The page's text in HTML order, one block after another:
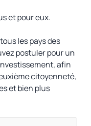
et pour eux.
les pays des
postuler pour un
afin
citoyenneté,
et bien plus